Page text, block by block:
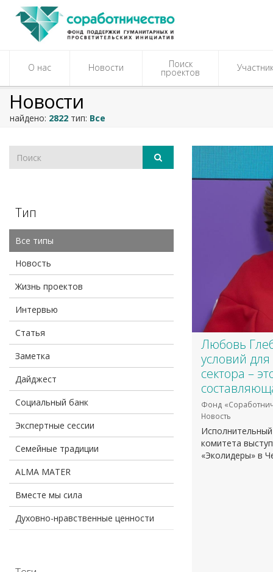
О нас Новости Поиск
проектов
Новости
найдено: 2822 тип: Все
Тип
Все типы
Новость
Жизнь проектов
Интервью
Статья
Заметка
Дайджест
Социальный банк
Экспертные сессии
Семейные традиции
ALMA MATER
Вместе мы сила
Духовно-нравственные ценности
​Любовь
условий
сектора –
Фонд
Новость
комитета
«Эколидеры» в